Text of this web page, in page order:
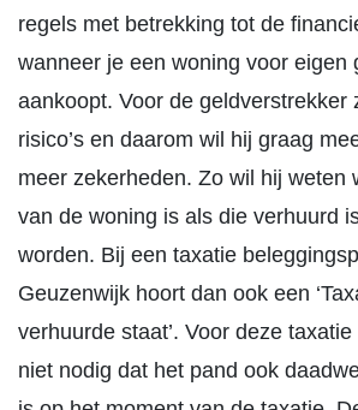
regels met betrekking tot de
wanneer je een woning voor eigen
aankoopt. Voor de geldverstrekker
risico’s en daarom wil hij graag
meer zekerheden. Zo wil hij weten
van de woning is als die verhuurd
worden. Bij een taxatie
Geuzenwijk hoort dan ook een
verhuurde staat’. Voor deze
niet nodig dat het pand ook